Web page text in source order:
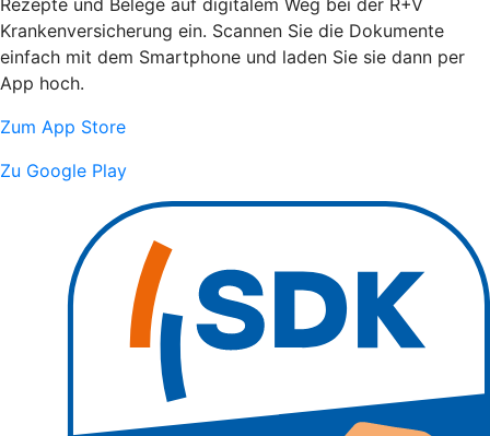
Rezepte und Belege auf digitalem Weg bei der R+V
Krankenversicherung ein. Scannen Sie die Dokumente
einfach mit dem Smartphone und laden Sie sie dann per
App hoch.
Zum App Store
Zu Google Play